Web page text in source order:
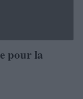
pour la